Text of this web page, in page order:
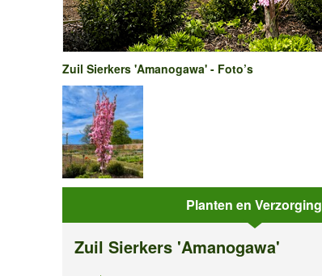
Zuil Sierkers 'Amanogawa' - Foto’s
Planten en Verzorging
Zuil Sierkers 'Amanogawa'